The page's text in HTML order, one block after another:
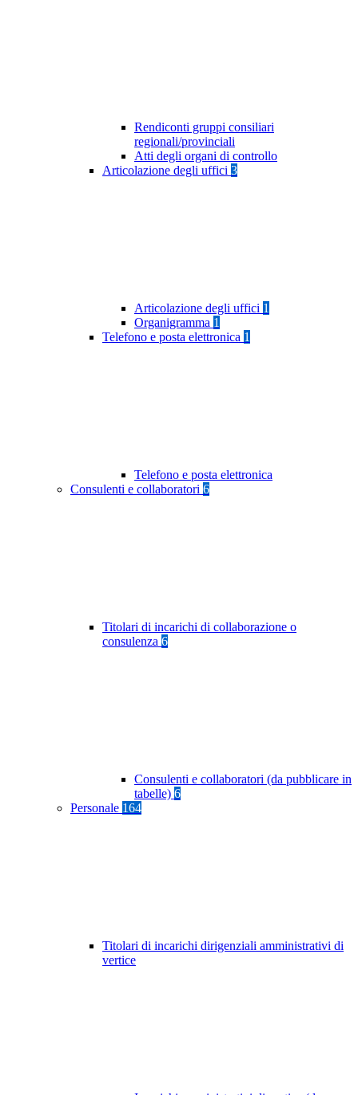
Rendiconti gruppi consiliari
regionali/provinciali
Atti degli organi di controllo
Articolazione degli uffici 3
Articolazione degli uffici 1
Organigramma 1
Telefono e posta elettronica 1
Telefono e posta elettronica
Consulenti e collaboratori 6
Titolari di incarichi di collaborazione o
consulenza 6
Consulenti e collaboratori (da pubblicare in
tabelle) 6
Personale 164
Titolari di incarichi dirigenziali amministrativi di
vertice